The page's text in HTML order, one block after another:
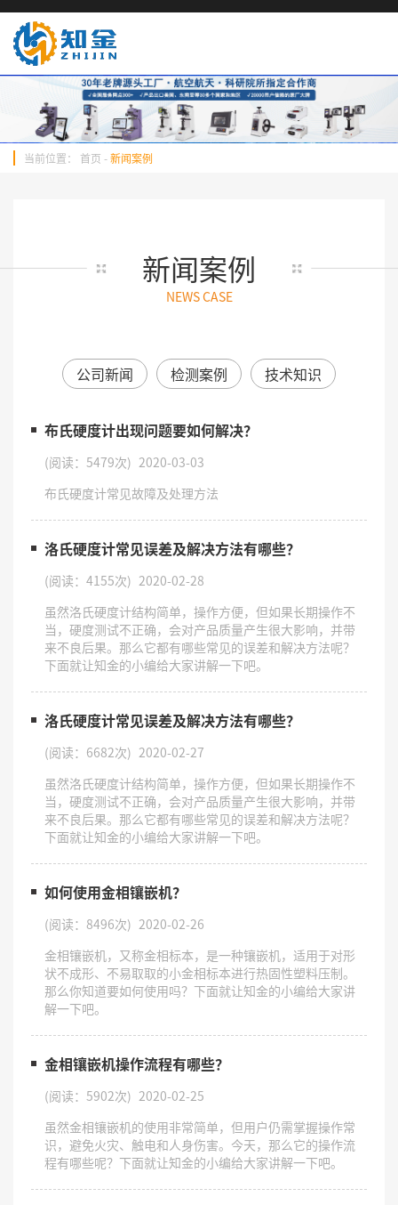
当前位置： 首页 -新闻案例
新闻案例
NEWS CASE
公司新闻 检测案例 技术知识
布氏硬度计出现问题要如何解决？
(阅读：5479次) 2020-03-03
布氏硬度计常见故障及处理方法
洛氏硬度计常见误差及解决方法有哪些？
(阅读：4155次) 2020-02-28
虽然洛氏硬度计结构简单，操作方便，但如果长期操作不
当，硬度测试不正确，会对产品质量产生很大影响，并带
来不良后果。那么它都有哪些常见的误差和解决方法呢？
下面就让知金的小编给大家讲解一下吧。
洛氏硬度计常见误差及解决方法有哪些？
(阅读：6682次) 2020-02-27
虽然洛氏硬度计结构简单，操作方便，但如果长期操作不
当，硬度测试不正确，会对产品质量产生很大影响，并带
来不良后果。那么它都有哪些常见的误差和解决方法呢？
下面就让知金的小编给大家讲解一下吧。
如何使用金相镶嵌机？
(阅读：8496次) 2020-02-26
金相镶嵌机，又称金相标本，是一种镶嵌机，适用于对形
状不成形、不易取取的小金相标本进行热固性塑料压制。
那么你知道要如何使用吗？下面就让知金的小编给大家讲
解一下吧。
金相镶嵌机操作流程有哪些？
(阅读：5902次) 2020-02-25
​虽然金相镶嵌机的使用非常简单，但用户仍需掌握操作常
识，避免火灾、触电和人身伤害。今天，那么它的操作流
程有哪些呢？下面就让知金的小编给大家讲解一下吧。